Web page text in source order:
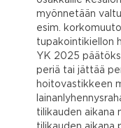
myönnetään
esim.
tupakointikiellon
YK 2025
periä tai jättää
hoitovastikkeen
tilikauden aikana